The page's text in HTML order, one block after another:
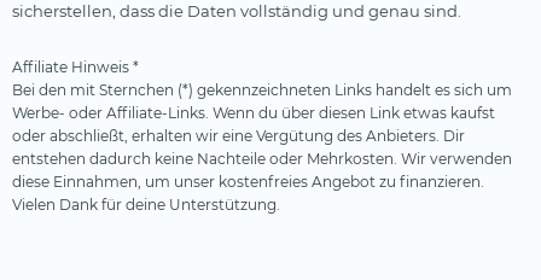
sicherstellen, dass die Daten vollständig und genau sind.
Affiliate Hinweis *
Bei den mit Sternchen (*) gekennzeichneten Links handelt es sich um
Werbe- oder Affiliate-Links. Wenn du über diesen Link etwas kaufst
oder abschließt, erhalten wir eine Vergütung des Anbieters. Dir
entstehen dadurch keine Nachteile oder Mehrkosten. Wir verwenden
diese Einnahmen, um unser kostenfreies Angebot zu finanzieren.
Vielen Dank für deine Unterstützung.